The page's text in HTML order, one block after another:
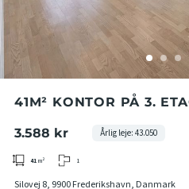
41M² KONTOR PÅ 3.
3.588 kr
Årlig leje: 43.050
41 m² 1
Silovej 8, 9900 Frederikshavn, Danmark